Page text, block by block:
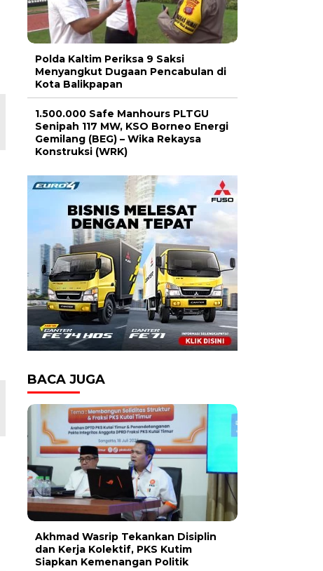
Polda Kaltim Periksa 9 Saksi
Menyangkut Dugaan Pencabulan di
Kota Balikpapan
1.500.000 Safe Manhours PLTGU
Senipah 117 MW, KSO Borneo Energi
Gemilang (BEG) – Wika Rekaysa
Konstruksi (WRK)
BACA JUGA
Akhmad Wasrip Tekankan Disiplin
dan Kerja Kolektif, PKS Kutim
Siapkan Kemenangan Politik